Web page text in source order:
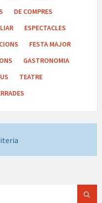
DE COMPRES
ESPECTACLES
FESTA MAJOR
GASTRONOMIA
TEATRE